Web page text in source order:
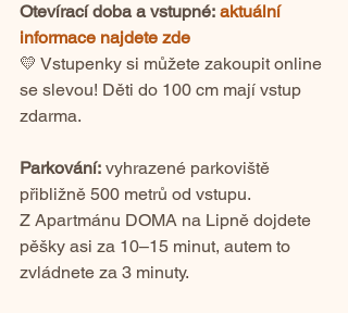
Otevírací doba a vstupné: aktuální
informace najdete zde
💛 Vstupenky si můžete zakoupit online
se slevou! Děti do 100 cm mají vstup
zdarma.
Parkování: vyhrazené parkoviště
přibližně 500 metrů od vstupu.
Z Apartmánu DOMA na Lipně dojdete
pěšky asi za 10–15 minut, autem to
zvládnete za 3 minuty.